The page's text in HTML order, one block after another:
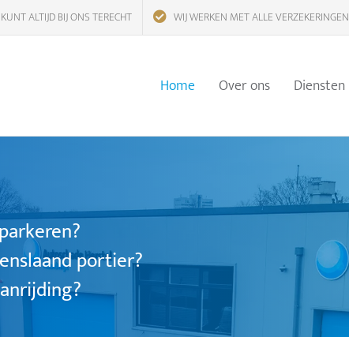
ALTIJD BIJ ONS TERECHT WIJ WERKEN MET ALLE VERZEKERINGEN
Home Over ons Diensten
portier?